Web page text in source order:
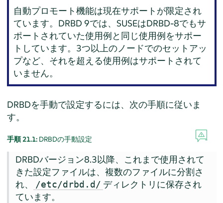
自動プロモート機能は現在サポートが限定され
ています。DRBD 9では、SUSEはDRBD-8でもサ
ポートされていた使用例と同じ使用例をサポー
トしています。3つ以上のノードでのセットアッ
プなど、それを超える使用例はサポートされて
いません。
DRBDを手動で設定するには、次の手順に従いま
す。
手順 21.1: DRBDの手動設定
DRBDバージョン8.3以降、これまで使用されて
きた設定ファイルは、複数のファイルに分割さ
れ、
/etc/drbd.d/ ディレクトリに保存され
ています。